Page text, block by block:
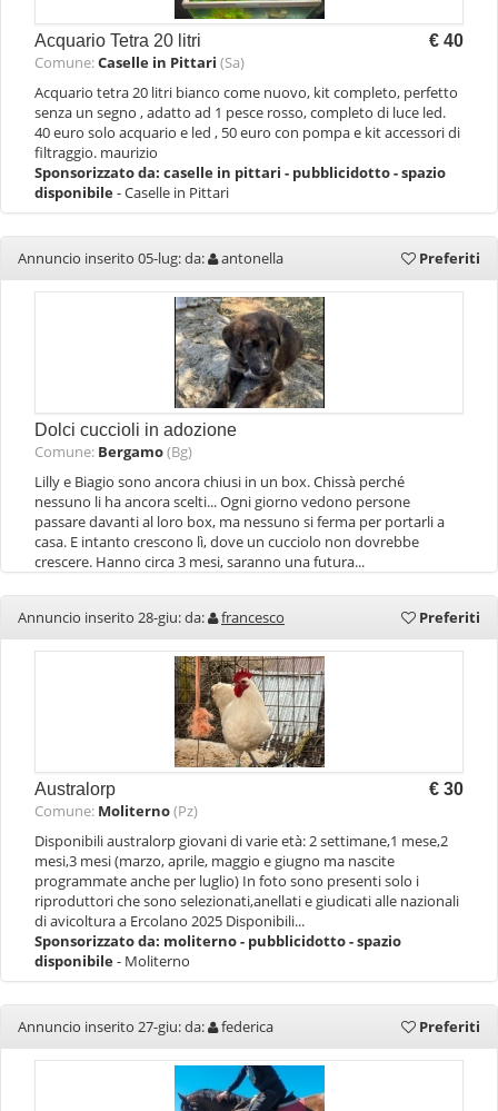
Acquario Tetra 20 litri € 40
Comune:Caselle in Pittari (Sa)
Acquario tetra 20 litri bianco come nuovo, kit completo, perfetto
senza un segno , adatto ad 1 pesce rosso, completo di luce led.
40 euro solo acquario e led , 50 euro con pompa e kit accessori di
filtraggio. maurizio
Sponsorizzato da: caselle in pittari - pubblicidotto - spazio
disponibile- Caselle in Pittari
Annuncio inserito 05-lug: da: antonella Preferiti
Dolci cuccioli in adozione
Comune: Bergamo(Bg)
Lilly e Biagio sono ancora chiusi in un box. Chissà perché
nessuno li ha ancora scelti... Ogni giorno vedono persone
passare davanti al loro box, ma nessuno si ferma per portarli a
casa. E intanto crescono lì, dove un cucciolo non dovrebbe
crescere. Hanno circa 3 mesi, saranno una futura...
Annuncio inserito 28-giu: da: francesco Preferiti
Australorp € 30
Comune: Moliterno(Pz)
Disponibili australorp giovani di varie età: 2 settimane,1 mese,2
mesi,3 mesi (marzo, aprile, maggio e giugno ma nascite
programmate anche per luglio) In foto sono presenti solo i
riproduttori che sono selezionati,anellati e giudicati alle nazionali
di avicoltura a Ercolano 2025 Disponibili...
Sponsorizzato da: moliterno - pubblicidotto - spazio
disponibile- Moliterno
Annuncio inserito 27-giu: da: federica Preferiti